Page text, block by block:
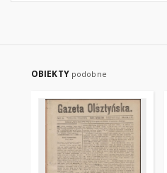
OBIEKTY podobne